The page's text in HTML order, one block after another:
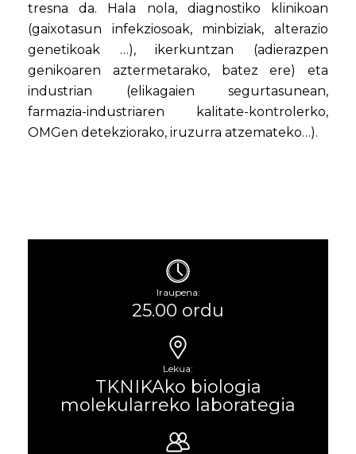
tresna da. Hala nola, diagnostiko klinikoan
(gaixotasun infekziosoak, minbiziak, alterazio
genetikoak …), ikerkuntzan (adierazpen
genikoaren aztermetarako, batez ere) eta
industrian (elikagaien segurtasunean,
farmazia-industriaren kalitate-kontrolerko,
OMGen detekziorako, iruzurra atzemateko…).
Iraupena:
25.00 ordu
Lekua:
TKNIKAko biologia
molekularreko laborategia